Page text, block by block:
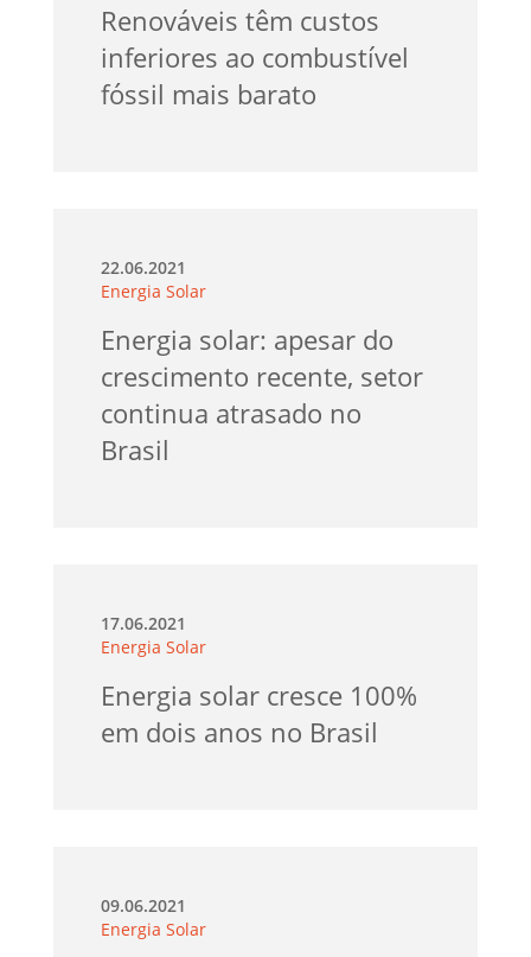
Renováveis têm custos
inferiores ao combustível
fóssil mais barato
22.06.2021
Energia Solar
Energia solar: apesar do
crescimento recente, setor
continua atrasado no
Brasil
17.06.2021
Energia Solar
Energia solar cresce 100%
em dois anos no Brasil
09.06.2021
Energia Solar